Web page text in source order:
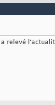
relevé